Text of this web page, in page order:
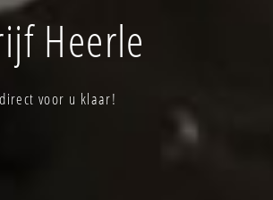
Heerle
voor u klaar!